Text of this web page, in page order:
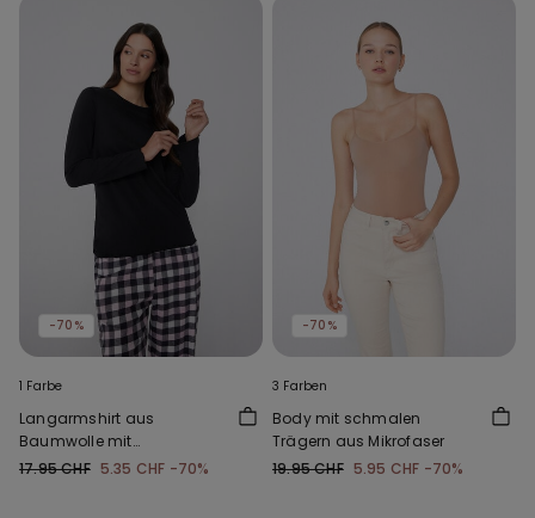
-70%
1 Farbe
Langarmshirt aus
Baumwolle mit
Muschelkante
17.95 CHF 5.35 CHF -70%
-70%
3 Farben
Body mit schmalen
Trägern aus Mikrofaser
19.95 CHF 5.95 CHF -70%